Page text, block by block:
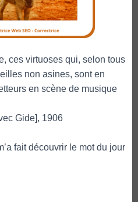
ces virtuoses qui, selon tous
non asines, sont en
en scène de musique
Gide], 1906
fait découvrir le mot du jour